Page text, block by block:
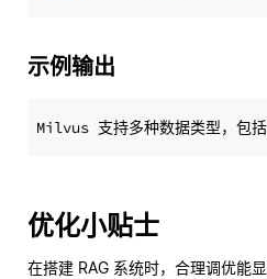
示例输出
优化小贴士
在搭建 RAG 系统时，合理调优能